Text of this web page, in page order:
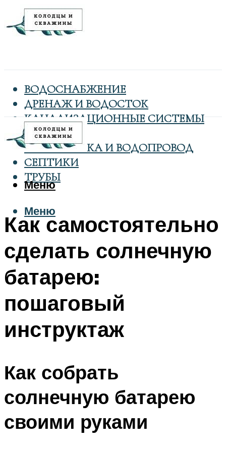
ВОДОСНАБЖЕНИЕ
ДРЕНАЖ И ВОДОСТОК
КАНАЛИЗАЦИОННЫЕ СИСТЕМЫ
КОЛОДЦЫ
САНТЕХНИКА И ВОДОПРОВОД
СЕПТИКИ
ТРУБЫ
Меню
Меню
Как самостоятельно
сделать солнечную
батарею:
пошаговый
инструктаж
Как собрать
солнечную батарею
своими руками